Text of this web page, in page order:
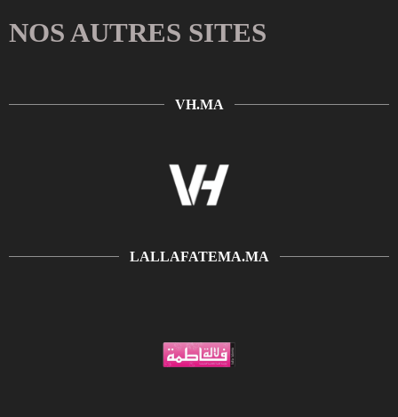
NOS AUTRES SITES
VH.MA
LALLAFATEMA.MA